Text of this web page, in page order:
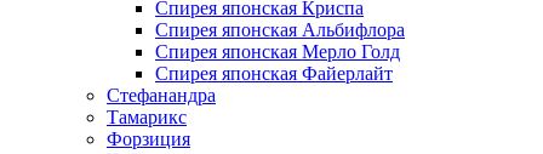
Спирея японская Криспа
Спирея японская Альбифлора
Спирея японская Мерло Голд
Спирея японская Файерлайт
Стефанандра
Тамарикс
Форзиция